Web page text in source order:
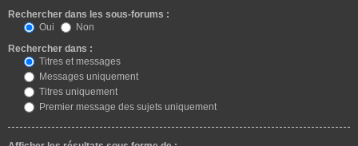
Rechercher dans les sous-forums :
Oui
Non
Rechercher dans :
Titres et messages
Messages uniquement
Titres uniquement
Premier message des sujets uniquement